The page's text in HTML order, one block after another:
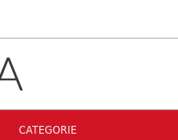
CATEGORIE